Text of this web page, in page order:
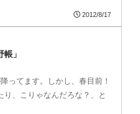
2012/8/17
帳」
ってます。しかし、春目前！
、こりゃなんだろな？、と